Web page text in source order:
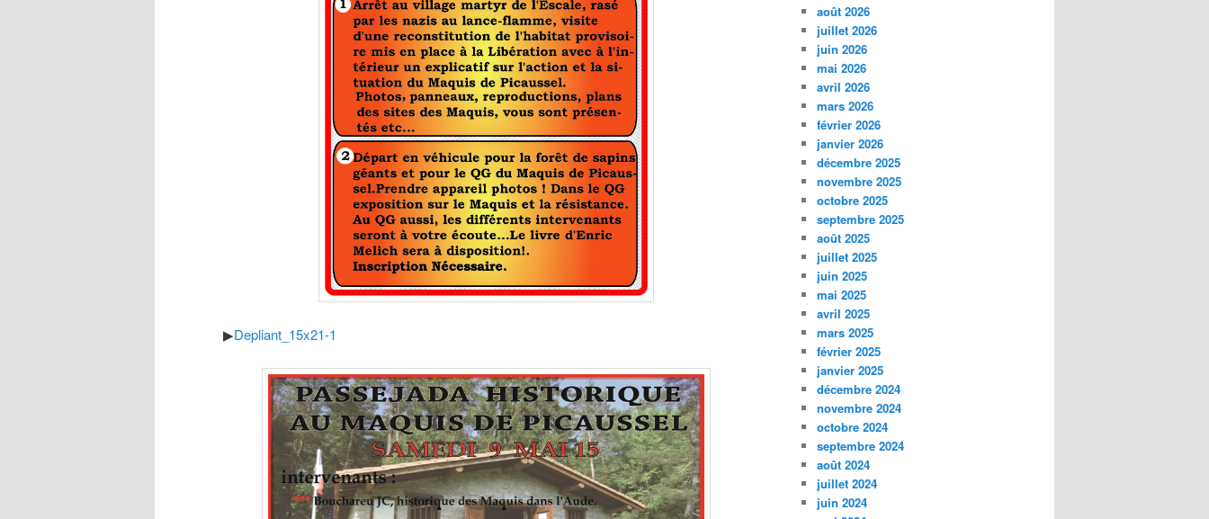
▶Depliant_15x21-1
août 2026
juillet 2026
juin 2026
mai 2026
avril 2026
mars 2026
février 2026
janvier 2026
décembre 2025
novembre 2025
octobre 2025
septembre 2025
août 2025
juillet 2025
juin 2025
mai 2025
avril 2025
mars 2025
février 2025
janvier 2025
décembre 2024
novembre 2024
octobre 2024
septembre 2024
août 2024
juillet 2024
juin 2024